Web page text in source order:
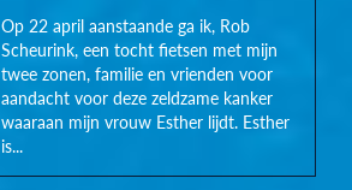
Op 22 april aanstaande ga ik, Rob
Scheurink, een tocht fietsen met mijn
twee zonen, familie en vrienden voor
aandacht voor deze zeldzame kanker
waaraan mijn vrouw Esther lijdt. Esther
is...